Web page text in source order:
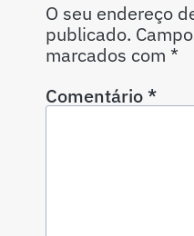
O seu endereço
publicado.
marcados com *
Comentário*